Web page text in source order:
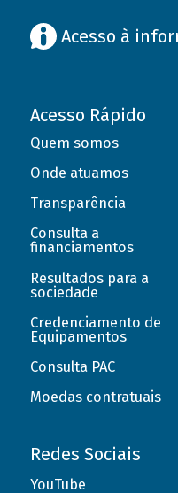
Acesso à
Acesso Rápido
Quem somos
Onde atuamos
Transparência
Consulta a
financiamentos
Resultados para a
sociedade
Credenciamento de
Equipamentos
Consulta PAC
Moedas contratuais
Redes Sociais
YouTube